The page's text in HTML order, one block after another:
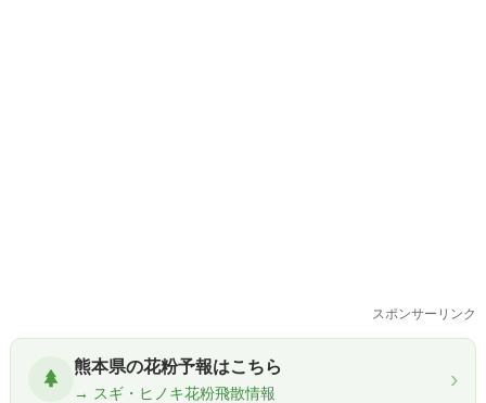
スポンサーリンク
熊本県の花粉予報はこちら
→ スギ・ヒノキ花粉飛散情報
›